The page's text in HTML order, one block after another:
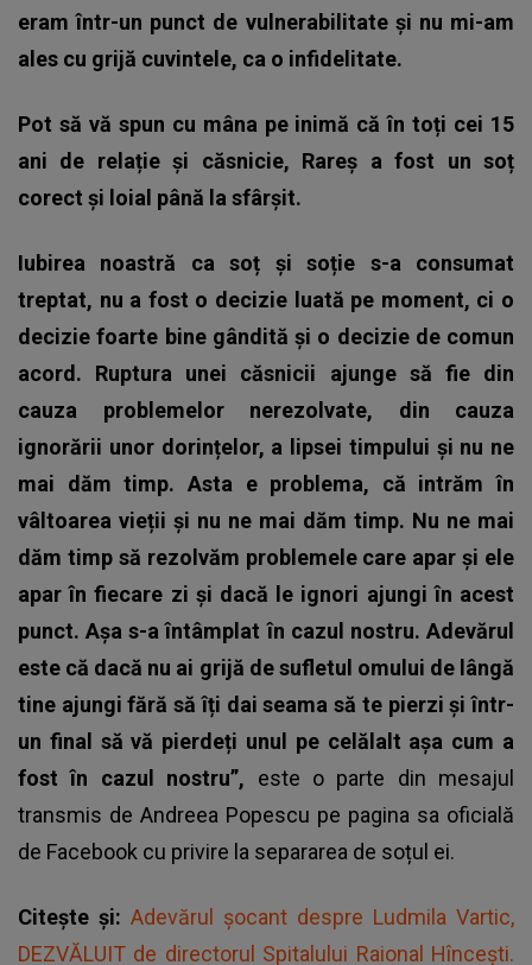
eram într-un punct de vulnerabilitate și nu mi-am
ales cu grijă cuvintele, ca o infidelitate.
Pot să vă spun cu mâna pe inimă că în toți cei 15
ani de relație și căsnicie, Rareș a fost un soț
corect și loial până la sfârșit.
Iubirea noastră ca soț și soție s-a consumat
treptat, nu a fost o decizie luată pe moment, ci o
decizie foarte bine gândită și o decizie de comun
acord. Ruptura unei căsnicii ajunge să fie din
cauza problemelor nerezolvate, din cauza
ignorării unor dorințelor, a lipsei timpului și nu ne
mai dăm timp. Asta e problema, că intrăm în
vâltoarea vieții și nu ne mai dăm timp. Nu ne mai
dăm timp să rezolvăm problemele care apar și ele
apar în fiecare zi și dacă le ignori ajungi în acest
punct. Așa s-a întâmplat în cazul nostru. Adevărul
este că dacă nu ai grijă de sufletul omului de lângă
tine ajungi fără să îți dai seama să te pierzi și într-
un final să vă pierdeți unul pe celălalt așa cum a
fost în cazul nostru”, este o parte din mesajul
transmis de Andreea Popescu pe pagina sa oficială
de Facebook cu privire la separarea de soțul ei.
Citește și: Adevărul șocant despre Ludmila Vartic,
DEZVĂLUIT de directorul Spitalului Raional Hîncești.